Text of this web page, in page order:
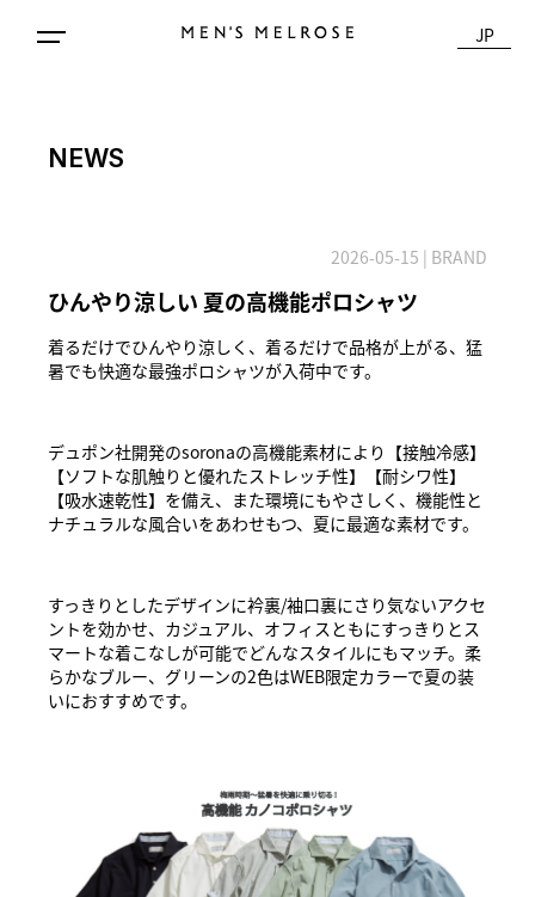
JP
NEWS
2026-05-15 | BRAND
ひんやり涼しい 夏の高機能ポロシャツ
着るだけでひんやり涼しく、着るだけで品格が上がる、猛
暑でも快適な最強ポロシャツが入荷中です。
デュポン社開発のsoronaの高機能素材により【接触冷感】
【ソフトな肌触りと優れたストレッチ性】【耐シワ性】
【吸水速乾性】を備え、また環境にもやさしく、機能性と
ナチュラルな風合いをあわせもつ、夏に最適な素材です。
すっきりとしたデザインに衿裏/袖口裏にさり気ないアクセ
ントを効かせ、カジュアル、オフィスともにすっきりとス
マートな着こなしが可能でどんなスタイルにもマッチ。柔
らかなブルー、グリーンの2色はWEB限定カラーで夏の装
いにおすすめです。